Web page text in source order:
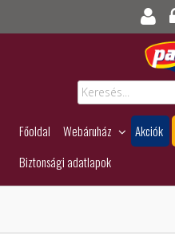
Főoldal Webáruház Akciók
Biztonsági adatlapok